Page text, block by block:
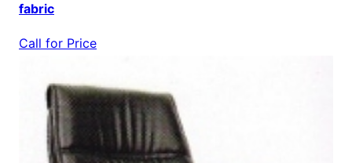
fabric
Call for Price